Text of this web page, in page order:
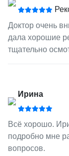
Доктор очень
дала хорошие
тщательно
Ирина
Всё хорошо.
подробно мне
вопросов.